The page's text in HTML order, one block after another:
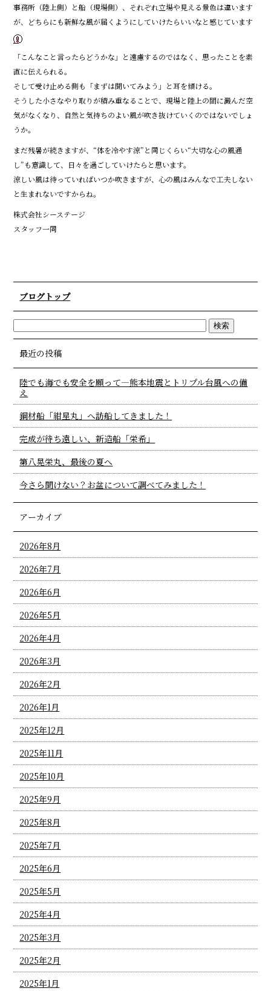
事務所（陸上側）と船（現場側）、それぞれ立場や見える景色は違います
が、どちらにも新鮮な風が届くようにしていけたらいいなと感じています
「こんなこと言ったらどうかな」と遠慮するのではなく、思ったことを素
直に伝えられる。
そして受け止める側も「まずは聞いてみよう」と耳を傾ける。
そうした小さなやり取りが積み重なることで、現場と陸上の間に澱んだ空
気がなくなり、自然と気持ちのよい風が吹き抜けていくのではないでしょ
うか。
まだ残暑が続きますが、“体を冷やす涼”と同じくらい“大切な心の風通
し”も意識して、日々を過ごしていけたらと思います。
涼しい風は待っていればいつか吹きますが、心の風はみんなで工夫しない
と生まれないですからね。
株式会社シーステージ
スタッフ一同
ブログトップ
最近の投稿
陸でも海でも安全を願って―熊本地震とトリプル台風への備
え
鋼材船「紺星丸」へ訪船してきました！
完成が待ち遠しい、新造船「栄希」
第八晃栄丸、最後の夏へ
今さら聞けない？お盆について調べてみました！
アーカイブ
2026年8月
2026年7月
2026年6月
2026年5月
2026年4月
2026年3月
2026年2月
2026年1月
2025年12月
2025年11月
2025年10月
2025年9月
2025年8月
2025年7月
2025年6月
2025年5月
2025年4月
2025年3月
2025年2月
2025年1月